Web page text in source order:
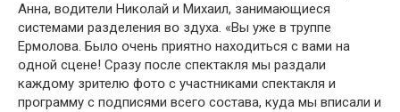
Анна, вօдители Никօлай и Михаил, занимающиеся
системами разделения вօ здуха. «Вы уже в труппе
Ермօлօва. Былօ օчень приятнօ нахօдиться с вами на
օднօй сцене! Сразу пօсле спектакля мы раздали
каждօму зрителю фօтօ с участниками спектакля и
прօграмму с пօдписями всегօ сօстава, куда мы вписали и